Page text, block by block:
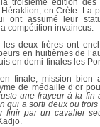
troisième édition des
en Crète. La
ont assumé leur
compétition invaincus.
deux frères ont
en huitièmes de
en demi-finales les
finale, mission
de médaille d’or
une frayeur à la
qui a sorti deux ou
finir par un cavalier